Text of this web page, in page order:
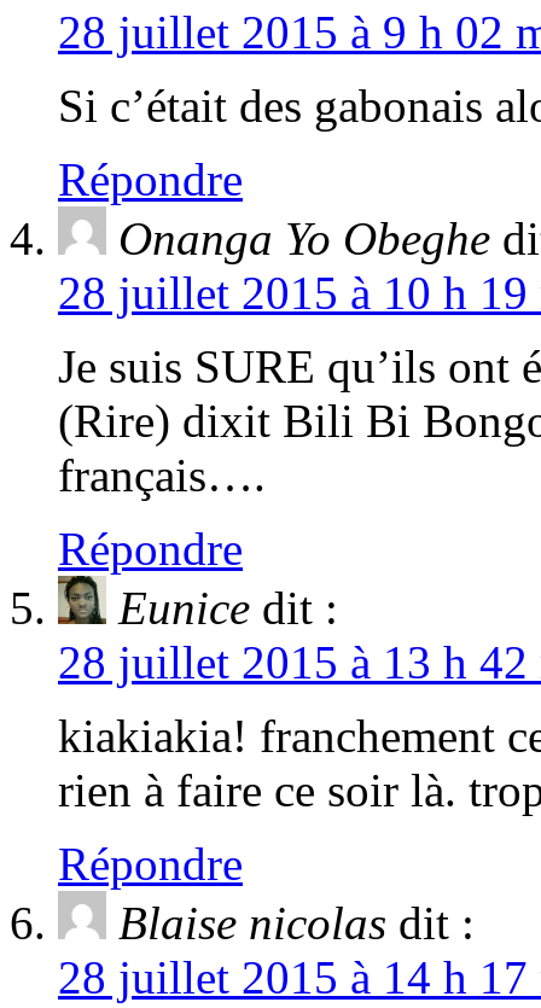
28 juillet 2015 à 9 h 02
Si c’était des gabonais
Répondre
Onanga Yo Obeghe
28 juillet 2015 à 10 h
Je suis SURE qu’ils
(Rire) dixit Bili Bi
français….
Répondre
Eunice dit :
28 juillet 2015 à 13 h
kiakiakia! franchement
rien à faire ce soir là.
Répondre
Blaise nicolas dit :
28 juillet 2015 à 14 h